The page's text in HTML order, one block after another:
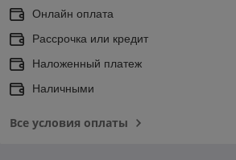
Онлайн оплата
Рассрочка или кредит
Наложенный платеж
Наличными
Все условия оплаты